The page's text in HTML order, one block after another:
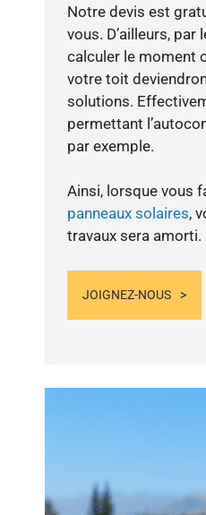
Notre devis est
vous. D’ailleurs,
calculer le moment
votre toit
solutions.
permettant
par exemple.
Ainsi, lorsque vous
panneaux solaires,
travaux sera amorti.
JOIGNEZ-NOUS